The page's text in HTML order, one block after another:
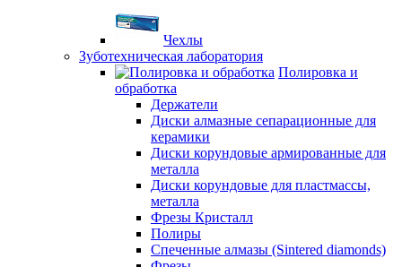
Чехлы
Зуботехническая лаборатория
Полировка и
обработка
Держатели
Диски алмазные сепарационные для
керамики
Диски корундовые армированные для
металла
Диски корундовые для пластмассы,
металла
Фрезы Кристалл
Полиры
Спеченные алмазы (Sintered diamonds)